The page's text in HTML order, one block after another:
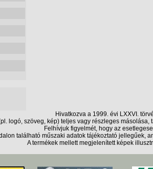
Hivatkozva a 1999. évi LXXVI.
logó, szöveg, kép) teljes vagy részleges
Felhívjuk figyelmét, hogy az
található műszaki adatok tájékoztató jellegűek,
A termékek mellett megjelenített képek